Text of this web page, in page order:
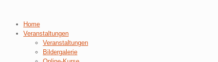
Home
Veranstaltungen
Veranstaltungen
Bildergalerie